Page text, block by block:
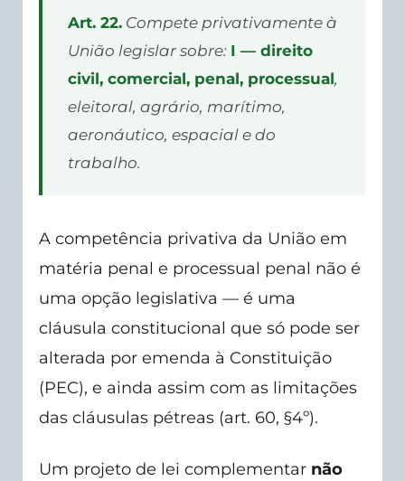
Art. 22. Compete privativamente à
União legislar sobre: I — direito
civil, comercial, penal, processual,
eleitoral, agrário, marítimo,
aeronáutico, espacial e do
trabalho.
A competência privativa da União em
matéria penal e processual penal não é
uma opção legislativa — é uma
cláusula constitucional que só pode ser
alterada por emenda à Constituição
(PEC), e ainda assim com as limitações
das cláusulas pétreas (art. 60, §4º).
Um projeto de lei complementar não